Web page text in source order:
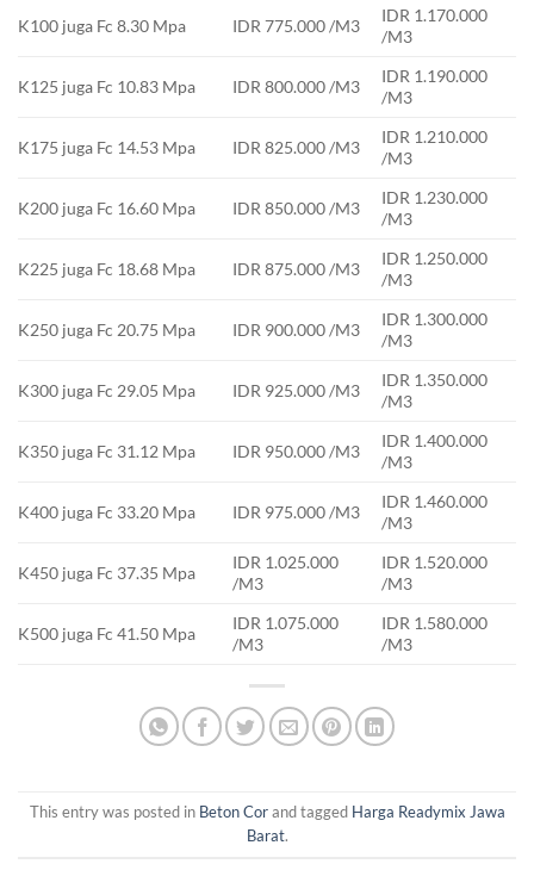
K100 juga Fc 8.30 Mpa IDR 775.000 /M3
IDR 1.170.000
/M3
K125 juga Fc 10.83 Mpa IDR 800.000 /M3
IDR 1.190.000
/M3
K175 juga Fc 14.53 Mpa IDR 825.000 /M3
IDR 1.210.000
/M3
K200 juga Fc 16.60 Mpa IDR 850.000 /M3
IDR 1.230.000
/M3
K225 juga Fc 18.68 Mpa IDR 875.000 /M3
IDR 1.250.000
/M3
K250 juga Fc 20.75 Mpa IDR 900.000 /M3
IDR 1.300.000
/M3
K300 juga Fc 29.05 Mpa IDR 925.000 /M3
IDR 1.350.000
/M3
K350 juga Fc 31.12 Mpa IDR 950.000 /M3
IDR 1.400.000
/M3
K400 juga Fc 33.20 Mpa IDR 975.000 /M3
IDR 1.460.000
/M3
K450 juga Fc 37.35 Mpa
IDR 1.025.000
/M3
IDR 1.520.000
/M3
K500 juga Fc 41.50 Mpa
IDR 1.075.000
/M3
IDR 1.580.000
/M3
This entry was posted in Beton Corand tagged Harga Readymix Jawa
Barat.